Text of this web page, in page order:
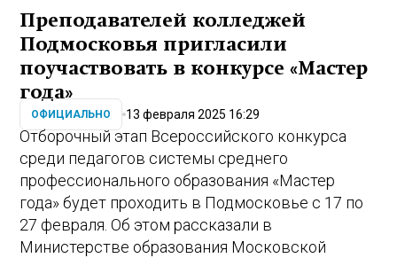
Преподавателей колледжей
Подмосковья пригласили
поучаствовать в конкурсе «Мастер
года»
ОФИЦИАЛЬНО 13 февраля 2025 16:29
Отборочный этап Всероссийского конкурса
среди педагогов системы среднего
профессионального образования «Мастер
года» будет проходить в Подмосковье с 17 по
27 февраля. Об этом рассказали в
Министерстве образования Московской